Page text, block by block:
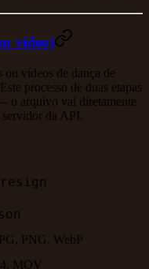
vídeo)
ou vídeos de dança de
processo de duas etapas
o arquivo vai diretamente
servidor da API.
PNG, WebP
MOV